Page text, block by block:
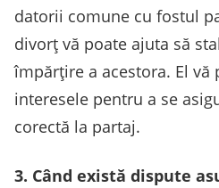
datorii comune cu fostul
divorț vă poate ajuta să
împărțire a acestora. El vă
interesele pentru a se
corectă la partaj.
3. Când există dispute